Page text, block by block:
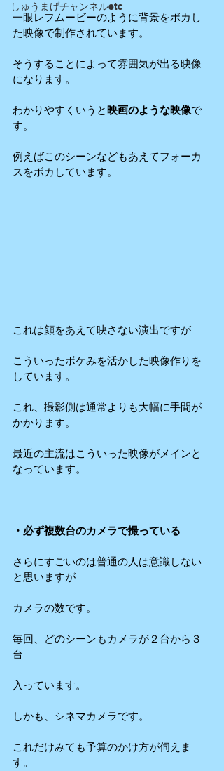
しゅうまげチャンネルetc
一眼レフムービーのように背景をボカし
た映像で制作されています。
そうすることによって雰囲気が出る映像
になります。
わかりやすくいうと 映画のような映像で
す。
例えばこのシーンなどもあえてフォーカ
スをボカしています。
これは顔をあえて映さない演出ですが
こういったボケみを活かした映像作りを
しています。
これ、撮影側は通常よりも大幅に手間が
かかります。
最近の主流はこういった映像がメインと
なっています。
・必ず複数台のカメラで撮っている
さらにすごいのは普通の人は意識しない
と思いますが
カメラの数です。
毎回、どのシーンもカメラが２台から３
台
入っています。
しかも、シネマカメラです。
これだけみても予算のかけ方が伺えま
す。